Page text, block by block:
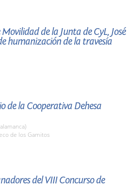
de la Junta de CyL, José
humanización de la travesía
de la Cooperativa Dehesa
de los Gamitos
del VIII Concurso de